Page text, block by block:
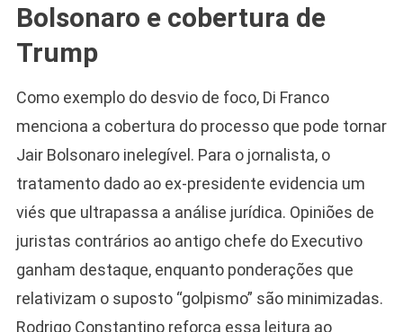
Bolsonaro e cobertura de
Trump
Como exemplo do desvio de foco, Di Franco
menciona a cobertura do processo que pode tornar
Jair Bolsonaro inelegível. Para o jornalista, o
tratamento dado ao ex-presidente evidencia um
viés que ultrapassa a análise jurídica. Opiniões de
juristas contrários ao antigo chefe do Executivo
ganham destaque, enquanto ponderações que
relativizam o suposto “golpismo” são minimizadas.
Rodrigo Constantino reforça essa leitura ao